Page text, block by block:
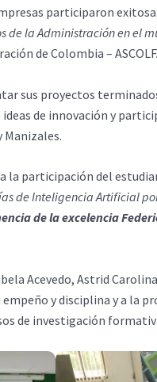
participaron
de la Administración en el
de Colombia –
sus proyectos
de innovación y
Manizales.
la participación del
de Inteligencia Artificial
de la excelencia
Acevedo, Astrid
y disciplina y a la
de investigación